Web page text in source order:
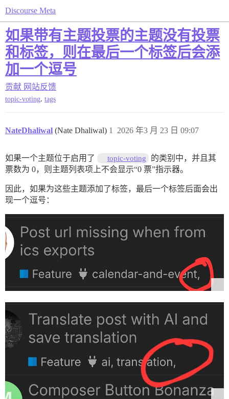
Discourse Meta
如果带有主题投票的主题没有投票
和标签，则在最后一个标签后会添
加一个逗号
贡献 网站反馈
topic-voting, tags
NateDhaliwal (Nate Dhaliwal) 2026 年3 月 23 日 09:07
1
如果一个主题位于启用了 topic-voting
的类别中，并且其
票数为 0，则主题列表项上不会显示“0 票”指示器。
因此，如果为这些主题添加了标签，最后一个标签后面会出
现一个逗号：